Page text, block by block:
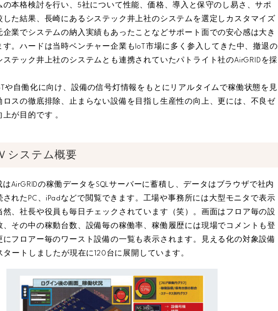
の本格検討を行い、5社について性能、価格、導入と保守のし易さ、サポ
した結果、長崎にあるシステック井上社のシステムを選定しカスタマイズ
企業でシステムの納入実績もあったことなどサポート面での安心感は大き
す。ハードは当時ベンチャー企業もIoT市場に多く参入してきた中、撤退の
ステック井上社のシステムとも連携されていたパトライト社のAirGRIDを採
や自働化に向け、設備の信号灯情報をもとにリアルタイムで稼働状態を見
ロスの徹底排除、止まらない設備を目指し生産性の向上、更には、不良ゼ
が目的です 。
システム概要
はAirGRIDの稼働データをSQLサーバーに蓄積し、データはブラウザで社内
されたPC、iPadなどで閲覧できます。工場や事務所には大型モニタで表示
然、社長や役員も毎日チェックされています（笑）。画面はフロア毎の設
、その中の稼動台数、設備毎の稼働率、稼働履歴には現場でコメントも登
にフロアー毎のワースト設備の一覧も表示されます。見える化の対象設備
タートしましたが現在に120台に展開しています。